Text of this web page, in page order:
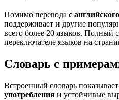
Помимо перевода с
поддерживает и другие
всего более 20 языков. Полный
переключателе языков на
Словарь с
Встроенный словарь показывает
употребления и устойчивые